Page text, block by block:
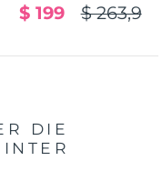
$ 263,9
$ 199
DIE